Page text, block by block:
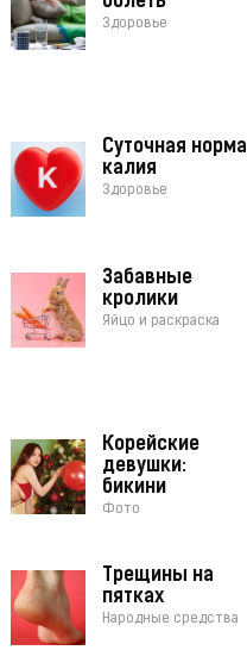
Здоровье
Суточная норма
калия
Здоровье
Забавные
кролики
Яйцо и раскраска
Корейские
девушки:
бикини
Фото
Трещины на
пятках
Народные средства